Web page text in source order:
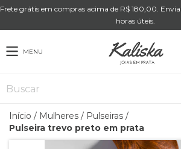
Frete grátis em compras acima de R$ 180,00.
horas úteis.
MENU
Início / Mulheres / Pulseiras /
Pulseira trevo preto em prata